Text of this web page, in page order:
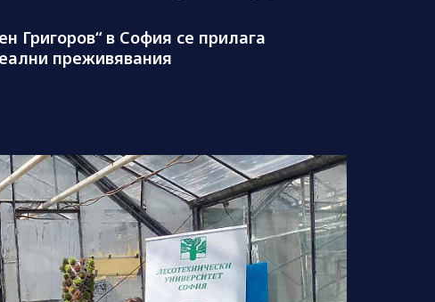
Григоров“ в София се прилага
преживявания